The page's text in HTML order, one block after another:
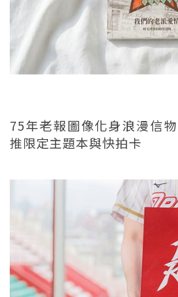
75年老報圖像化身浪漫信
推限定主題本與快拍卡